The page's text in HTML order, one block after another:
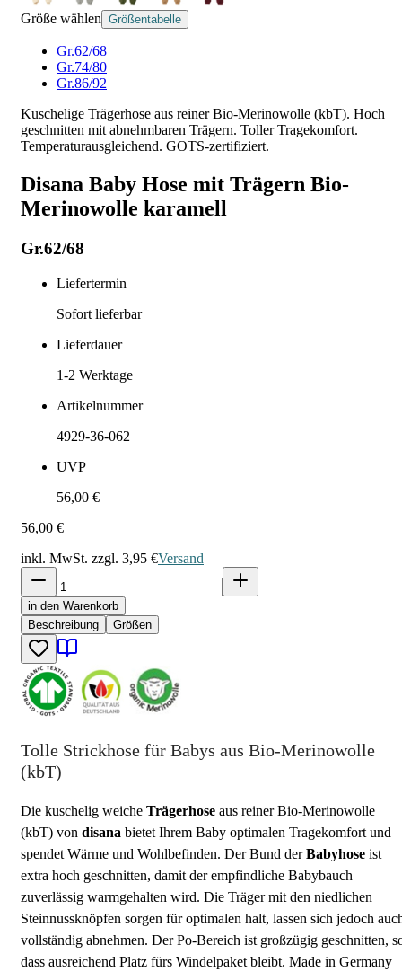
Größe wählen Größentabelle
Gr.62/68
Gr.74/80
Gr.86/92
Kuschelige Trägerhose aus reiner Bio-Merinowolle (kbT). Hoch
geschnitten mit abnehmbaren Trägern. Toller Tragekomfort.
Temperaturausgleichend. GOTS-zertifiziert.
Disana Baby Hose mit Trägern Bio-
Merinowolle karamell
Gr.62/68
Liefertermin
Sofort lieferbar
Lieferdauer
1-2 Werktage
Artikelnummer
4929-36-062
UVP
56,00 €
56,00 €
inkl. MwSt. zzgl. 3,95 €Versand
in den Warenkorb
Beschreibung
Größen
Tolle Strickhose für Babys aus Bio-Merinowolle
(kbT)
Die kuschelig weiche Trägerhose aus reiner Bio-Merinowolle
(kbT) von disana bietet Ihrem Baby optimalen Tragekomfort und
spendet Wärme und Wohlbefinden. Der Bund derBabyhose ist
extra hoch geschnitten, damit der empfindliche Babybauch
zuverlässig warmgehalten wird. Die Träger mit den niedlichen
Steinnussknöpfen sorgen für optimalen halt, lassen sich jedoch
vollständig abnehmen. Der Po-Bereich ist großzügig geschnitten,
dass ausreichend Platz fürs Windelpaket bleibt. Made in Germany